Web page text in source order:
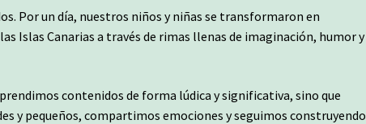
Por un día, nuestros niños y niñas se transformaron en
Islas Canarias a través de rimas llenas de imaginación, humor y
contenidos de forma lúdica y significativa, sino que
y pequeños, compartimos emociones y seguimos construyendo